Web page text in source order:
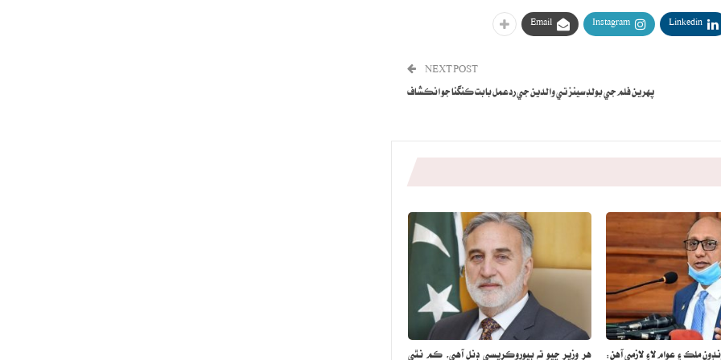
Linkedin
Instagram
Email
NEXT POST
پهرين فلم جي بولڊ سينز تي والدين جي ردعمل بابت ڪنگنا جو انڪشاف
ملڪ ۽ عوام لاءِ لازمي آهن: هر وزير چيو ته بيوروڪريسي ڊنل آهي، ڪم نٿي